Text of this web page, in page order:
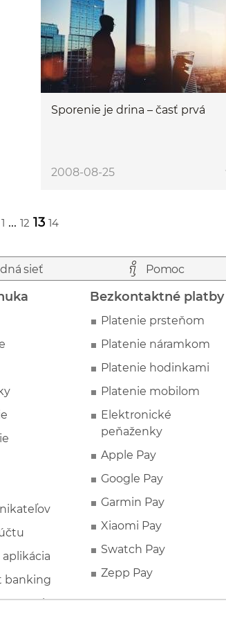
Sporenie je drina – časť prvá
2008-08-25
1 ... 12 13 14
sieť Pomoc
banking
ponuky
Bezkontaktné platby
Platenie prsteňom
Platenie náramkom
Platenie hodinkami
Platenie mobilom
Elektronické
peňaženky
Apple Pay
Google Pay
Garmin Pay
Xiaomi Pay
Swatch Pay
Zepp Pay